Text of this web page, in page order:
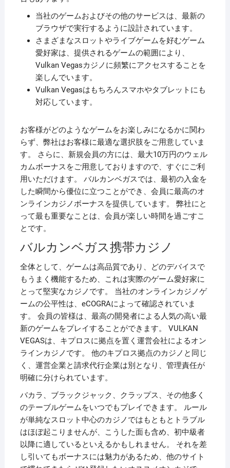
当社のゲームおよびその他のサービスは、最新の
ブラウザで実行するように設計されています。
さまざまなスロットやライブゲームを好むゲーム
愛好家は、提供されるゲームの範囲により、
Vulkan Vegasカジノに頻繁にアクセスすることを
楽しんでいます。
Vulkan Vegasはもちろんスマホやタブレットにも
対応しています。
お客様がどのようなゲームをお楽しみになるかに関わ
らず、弊社はお客様に最適な選択肢をご用意していま
す。 さらに、新規会員の方には、最大10万円のウェル
カムボーナスをご用意しておりますので、すぐにご利
用いただけます。 バルカンベガスでは、最初の入金を
した瞬間から優位に立つことができ、会員に最高のオ
ンラインカジノボーナスを提供しています。 弊社にと
って最も重要なことは、会員が楽しい時間を過ごすこ
とです。
バルカンベガス携帯カジノ
全体として、ゲームは高品質であり、どのデバイスで
もうまく機能するため、これは実際のゲーム愛好家に
とって堅実なカジノです。 当社のオンラインカジノゲ
ームの公平性は、eCOGRAによって確認されていま
す。 会員の皆様は、最高の開発者による人気の高い最
新のゲームをプレイすることができます。 VULKAN
VEGASは、キプロスに拠点を置く運営会社によるオン
ラインカジノです。 他のキプロス拠点のカジノと同じ
く、運営企業と請求代行企業は別となり、管理責任が
明確に分けられています。
バカラ、ブラックジャック、クラップス、その他多く
のテーブルゲームをいつでもプレイできます。 ルール
が単純なスロット中心のカジノではもともとトラブル
はほぼ起こりませんが、こうした面も含め、初中級者
以降に適しているといえるかもしれません。 それを差
し引いてもボーナスには魅力があるため、他のサイト